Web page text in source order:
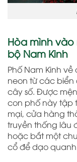
Hòa mình vào
bộ Nam Kinh
Phố Nam Kinh
neon từ các
cây số. Được
con phố này tập
mại, cửa hàng
truyền thống lâu
hoặc bắt một
cổ để dạo